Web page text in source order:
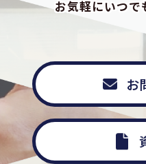
お気軽にいつで
お